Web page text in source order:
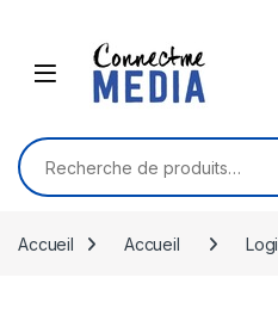
Recherche pour :
Accueil Accueil